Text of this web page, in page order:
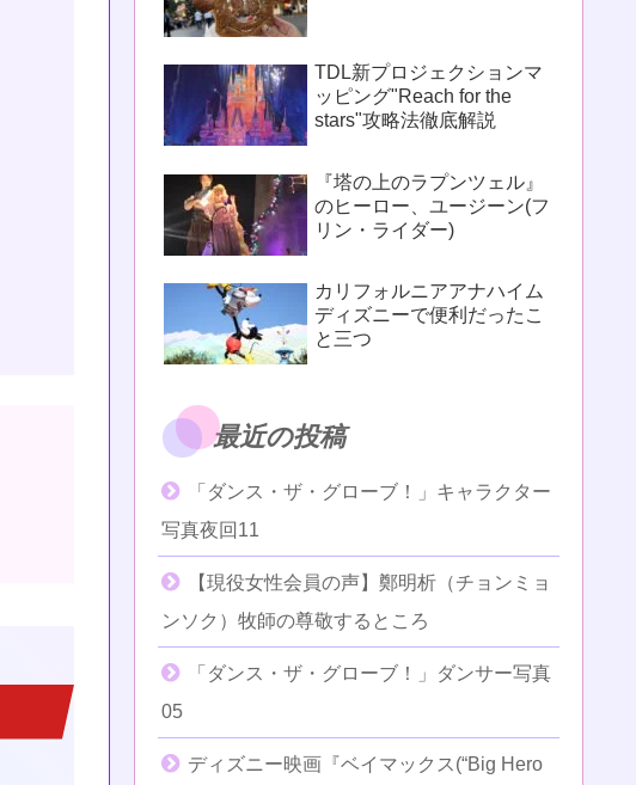
TDL新プロジェクションマ
ッピング"Reach for the
stars"攻略法徹底解説
『塔の上のラプンツェル』
のヒーロー、ユージーン(フ
リン・ライダー)
カリフォルニアアナハイム
ディズニーで便利だったこ
と三つ
最近の投稿
「ダンス・ザ・グローブ！」キャラクター
写真夜回11
【現役女性会員の声】鄭明析（チョンミョ
ンソク）牧師の尊敬するところ
「ダンス・ザ・グローブ！」ダンサー写真
05
ディズニー映画『ベイマックス(“Big Hero